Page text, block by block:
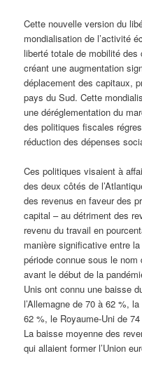
Cette nouvelle version du
mondialisation de l’activité
liberté totale de mobilité
créant une augmentation
déplacement des capitaux,
pays du Sud. Cette
une déréglementation du
des politiques fiscales
réduction des dépenses
Ces politiques visaient à
des deux côtés de
des revenus en faveur des
capital – au détriment des
revenu du travail en
manière significative entre
période connue sous le nom
avant le début de la
Unis ont connu une baisse
l’Allemagne de 70 à 62 %,
62 %, le Royaume-Uni de
La baisse moyenne des
qui allaient former l’Union